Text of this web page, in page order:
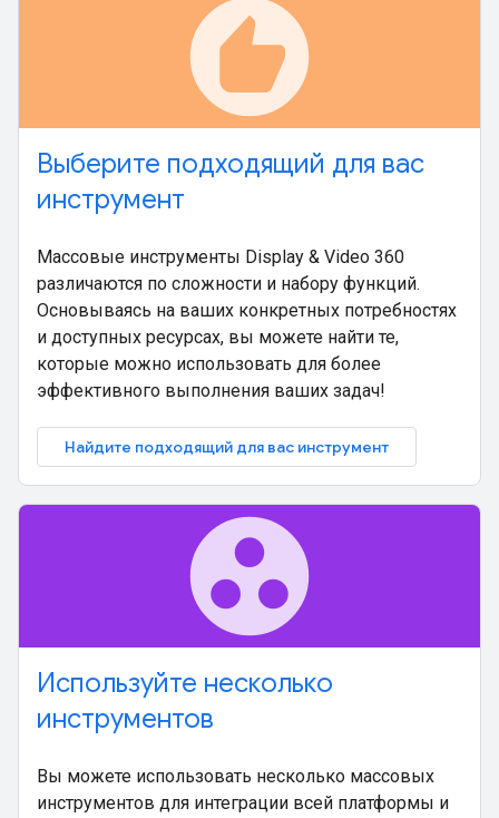
recommend
Выберите подходящий для вас
инструмент
Массовые инструменты Display & Video 360
различаются по сложности и набору функций.
Основываясь на ваших конкретных потребностях
и доступных ресурсах, вы можете найти те,
которые можно использовать для более
эффективного выполнения ваших задач!
Найдите подходящий для вас инструмент
group_work
Используйте несколько
инструментов
Вы можете использовать несколько массовых
инструментов для интеграции всей платформы и